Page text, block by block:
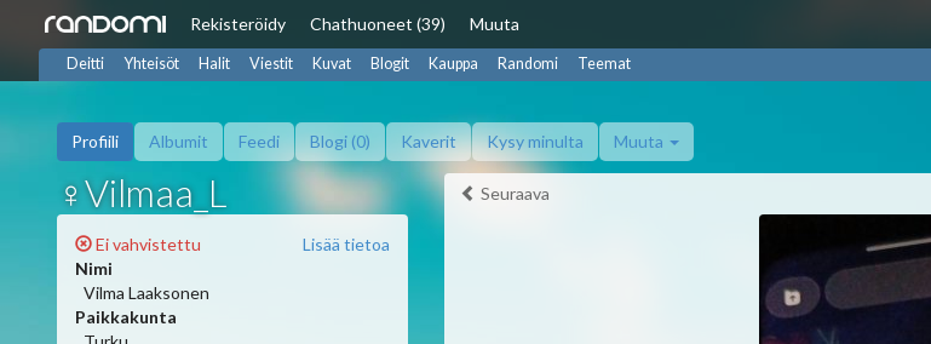
Rekisteröidy Chathuoneet (39) Muuta
Deitti Yhteisöt Halit Viestit Kuvat Blogit Kauppa Randomi Teemat
Profiili Albumit Feedi Blogi (0) Kaverit Kysy minulta Muuta
Seuraava
♀Vilmaa_L
Lisää tietoa
Ei vahvistettu
Nimi
Vilma Laaksonen
Paikkakunta